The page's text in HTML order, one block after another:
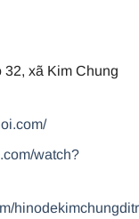
32, xã Kim Chung
watch?